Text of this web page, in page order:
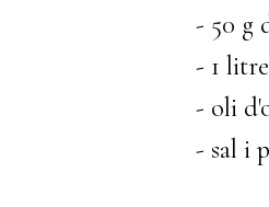
- 50 g
- 1
- oli
- sal i